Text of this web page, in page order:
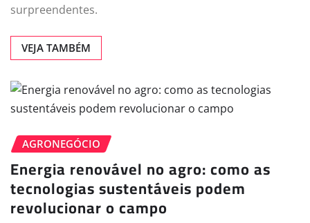
surpreendentes.
VEJA TAMBÉM
AGRONEGÓCIO
Energia renovável no agro: como as
tecnologias sustentáveis podem
revolucionar o campo